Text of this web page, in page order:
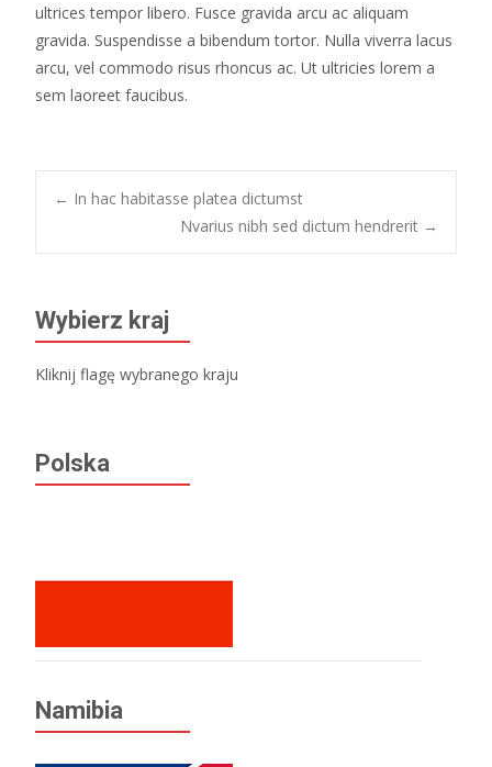
ultrices tempor libero. Fusce gravida arcu ac aliquam
gravida. Suspendisse a bibendum tortor. Nulla viverra lacus
arcu, vel commodo risus rhoncus ac. Ut ultricies lorem a
sem laoreet faucibus.
Post
← In hac habitasse platea dictumst
Nvarius nibh sed dictum hendrerit →
Wybierz kraj
Kliknij flagę wybranego kraju
Polska
Namibia